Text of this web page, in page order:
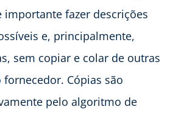
importante fazer descrições
e, principalmente,
sem copiar e colar de outras
Cópias são
pelo algoritmo de